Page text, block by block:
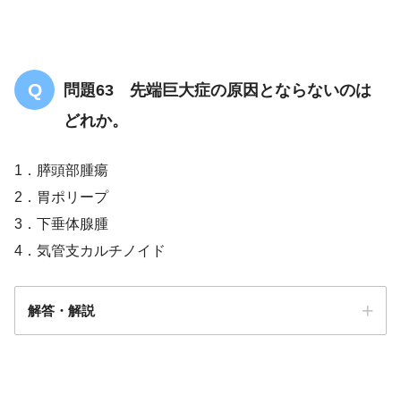
問題63 先端巨大症の原因とならないのは
どれか。
1．膵頭部腫瘍
2．胃ポリープ
3．下垂体腺腫
4．気管支カルチノイド
解答・解説